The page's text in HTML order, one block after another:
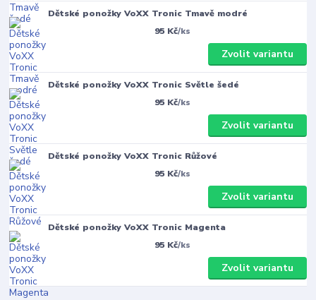
Dětské ponožky VoXX Tronic Tmavě modré
95 Kč/ks
Zvolit variantu
Dětské ponožky VoXX Tronic Světle šedé
95 Kč/ks
Zvolit variantu
Dětské ponožky VoXX Tronic Růžové
95 Kč/ks
Zvolit variantu
Dětské ponožky VoXX Tronic Magenta
95 Kč/ks
Zvolit variantu